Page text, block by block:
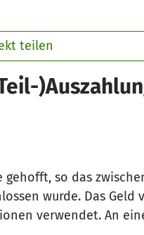
teilen
so das
wurde. Das
verwendet. An